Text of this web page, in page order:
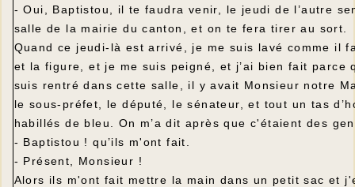
- Oui, Baptistou, il te faudra venir, le jeudi de l’autre
salle de la mairie du canton, et on te fera tirer au sort.
Quand ce jeudi-là est arrivé, je me suis lavé comme il
et la figure, et je me suis peigné, et j’ai bien fait parce
suis rentré dans cette salle, il y avait Monsieur notre
le sous-préfet, le député, le sénateur, et tout un tas
habillés de bleu. On m’a dit après que c'étaient des
- Baptistou ! qu’ils m'ont fait.
- Présent, Monsieur !
Alors ils m'ont fait mettre la main dans un petit sac et